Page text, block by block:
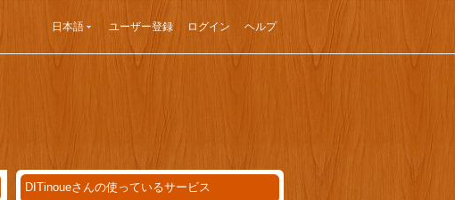
日本語 ユーザー登録 ログイン ヘルプ
DITinoueさんの使っているサービス